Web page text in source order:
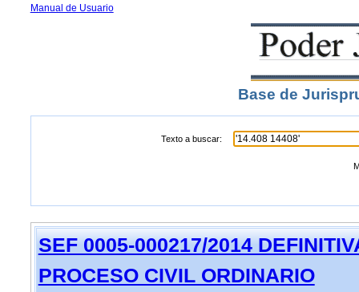
Manual de Usuario
Base de
Texto a buscar:
SEF 0005-000217/2014
PROCESO CIVIL ORDINARIO